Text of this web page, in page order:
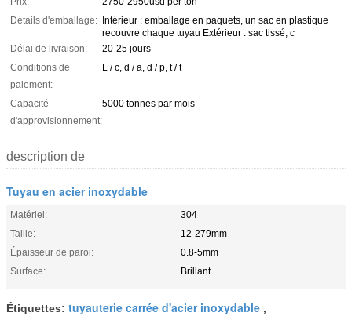
Détails d'emballage: Intérieur : emballage en paquets, un sac en plastique
recouvre chaque tuyau Extérieur : sac tissé, c
Délai de livraison:
20-25 jours
Conditions de
paiement:
L / c, d / a, d / p, t / t
Capacité
d'approvisionnement:
5000 tonnes par mois
description de
Tuyau en acier inoxydable
Matériel:
304
Taille:
12-279mm
Épaisseur de paroi:
0.8-5mm
Surface:
Brillant
Étiquettes: tuyauterie carrée d'acier inoxydable ,